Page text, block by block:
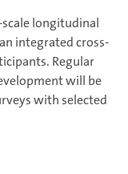
longitudinal
integrated cross-
Regular
will be
with selected